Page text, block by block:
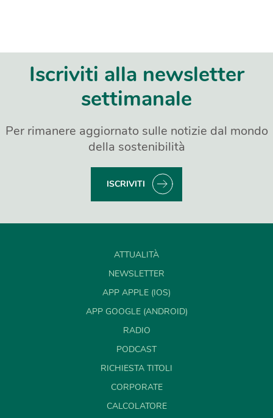
Iscriviti alla newsletter
settimanale
Per rimanere aggiornato sulle notizie dal mondo
della sostenibilità
ISCRIVITI
ATTUALITÀ
NEWSLETTER
APP APPLE (IOS)
APP GOOGLE (ANDROID)
RADIO
PODCAST
RICHIESTA TITOLI
CORPORATE
CALCOLATORE